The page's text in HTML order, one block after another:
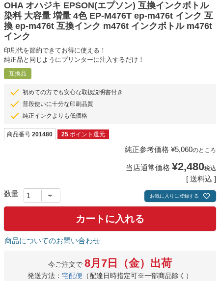
説明書ダウンロード
OHA オハジキ EPSON(エプソン) 互換インクボトル
染料 大容量 増量 4色 EP-M476T ep-m476t インク 互
換 ep-m476t 互換インク m476t インクボトル m476t
インク
印刷代を節約できてお得に使える！
純正品と同じようにプリンターに注入するだけ！
互換品
初めての方でも安心な取扱説明書付き
普段使いに十分な印刷品質
純正インクよりも低価格
商品番号 201480 25 ポイント還元
純正参考価格 ¥5,060のところ
当店通常価格 ¥2,480税込
送料込
お気に入りに登録する
カートに入れる
商品についてのお問い合わせ
今ご注文で 8月7日（金）出荷
発送方法： 宅配便 （配達日時指定可※一部商品除く）